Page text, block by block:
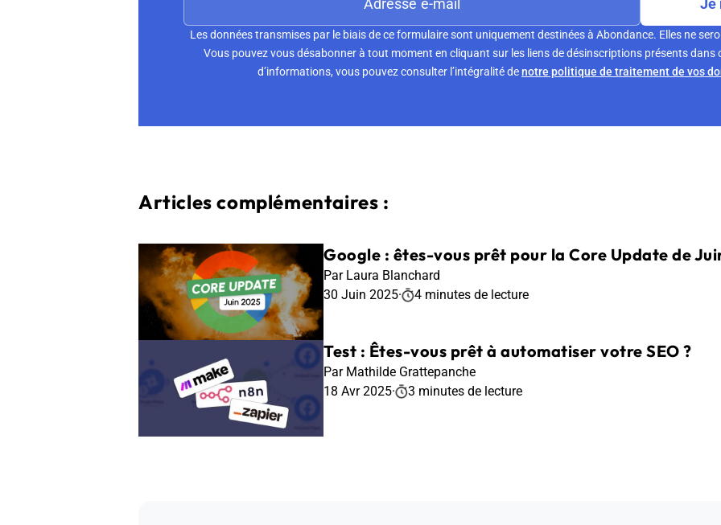
Je
Les données transmises par le biais de ce formulaire sont uniquement destinées à Abondance. Elles ne
Vous pouvez vous désabonner à tout moment en cliquant sur les liens de désinscriptions présents dans
d’informations, vous pouvez consulter l’intégralité denotre politique de traitement de vos
Articles complémentaires :
Google : êtes-vous prêt pour la Core Update de
Par Laura Blanchard
30 Juin 2025· 4 minutes de lecture
Test : Êtes-vous prêt à automatiser votre SEO ?
Par Mathilde Grattepanche
18 Avr 2025· 3 minutes de lecture